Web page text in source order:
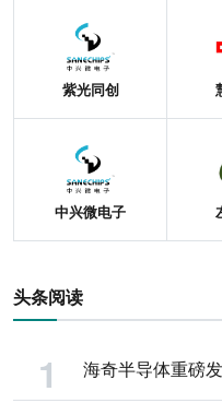
紫光同创
中兴微电子
头条阅读
海奇半导体重磅